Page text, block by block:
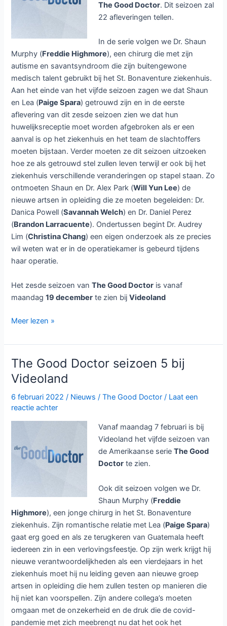
The Good Doctor. Dit seizoen zal
22 afleveringen tellen.
In de serie volgen we Dr. Shaun
Murphy (Freddie Highmore), een chirurg die met zijn
autisme en savantsyndroom die zijn buitengewone
medisch talent gebruikt bij het St. Bonaventure ziekenhuis.
Aan het einde van het vijfde seizoen zagen we dat Shaun
en Lea (Paige Spara) getrouwd zijn en in de eerste
aflevering van dit zesde seizoen zien we dat hun
huwelijksreceptie moet worden afgebroken als er een
aanval is op het ziekenhuis en het team de slachtoffers
moeten bijstaan. Verder moeten ze dit seizoen uitzoeken
hoe ze als getrouwd stel zullen leven terwijl er ook bij het
ziekenhuis verschillende veranderingen op stapel staan. Zo
ontmoeten Shaun en Dr. Alex Park (Will Yun Lee) de
nieuwe artsen in opleiding die ze moeten begeleiden: Dr.
Danica Powell (Savannah Welch) en Dr. Daniel Perez
(Brandon Larracuente). Ondertussen begint Dr. Audrey
Lim (Christina Chang) een eigen onderzoek als ze precies
wil weten wat er in de operatiekamer is gebeurd tijdens
haar operatie.
Het zesde seizoen vanThe Good Doctor is vanaf
maandag19 december te zien bijVideoland
The
Doctor
seizoen
6
bij
Videoland
Meer lezen »
The Good Doctor seizoen 5 bij
Videoland
6 februari 2022/ Nieuws /The Good Doctor / Laat een
reactie achter
Vanaf maandag 7 februari is bij
Videoland het vijfde seizoen van
de Amerikaanse serieThe Good
Doctor te zien.
Ook dit seizoen volgen we Dr.
Shaun Murphy (Freddie
Highmore), een jonge chirurg in het St. Bonaventure
ziekenhuis. Zijn romantische relatie met Lea (Paige Spara)
gaat erg goed en als ze terugkeren van Guatemala heeft
iedereen zin in een verlovingsfeestje. Op zijn werk krijgt hij
nieuwe verantwoordelijkheden als een vierdejaars in het
ziekenhuis moet hij nu leiding geven aan nieuwe groep
artsen in opleiding die hem zullen testen op manieren die
hij niet kan voorspellen. Zijn andere collega’s moeten
omgaan met de onzekerheid en de druk die de covid-
pandemie met zich meebrengt nu dat het ook het